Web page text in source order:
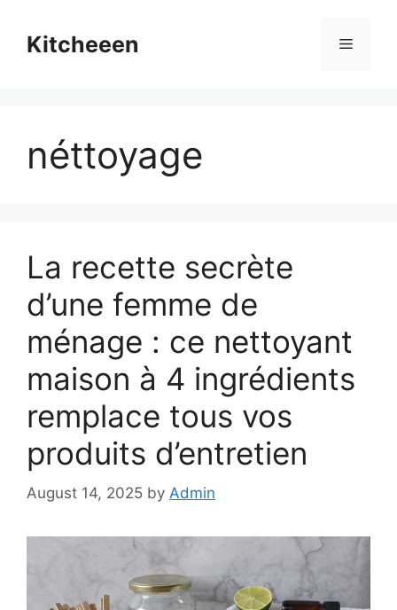
contentKitcheeen Menu
néttoyage
La recette secrète
d’une femme de
ménage : ce nettoyant
maison à 4 ingrédients
remplace tous vos
produits d’entretien
August 14, 2025 by Admin